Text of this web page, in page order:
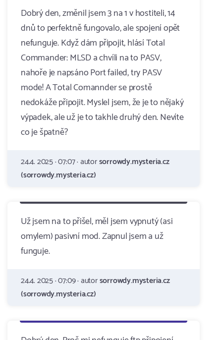
Dobrý den, změnil jsem 3 na 1 v hostiteli, 14
dnů to perfektně fungovalo, ale spojení opět
nefunguje. Když dám připojit, hlásí Total
Commander: MLSD a chvíli na to PASV,
nahoře je napsáno Port failed, try PASV
mode! A Total Comannder se prostě
nedokáže připojit. Myslel jsem, že je to nějaký
výpadek, ale už je to takhle druhý den. Nevíte
co je špatně?
24.4. 2025 · 07:07 · autorsorrowdy.mysteria.cz
(sorrowdy.mysteria.cz)
Už jsem na to přišel, měl jsem vypnutý (asi
omylem) pasivní mod. Zapnul jsem a už
funguje.
24.4. 2025 · 07:09 · autorsorrowdy.mysteria.cz
(sorrowdy.mysteria.cz)